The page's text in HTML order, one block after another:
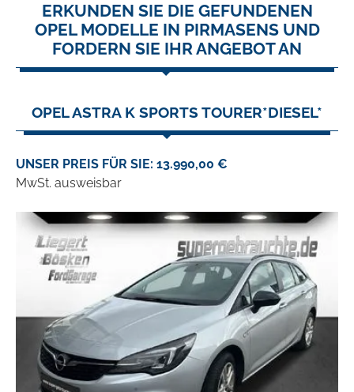
ERKUNDEN SIE DIE GEFUNDENEN
OPEL MODELLE IN PIRMASENS UND
FORDERN SIE IHR ANGEBOT AN
OPEL ASTRA K SPORTS TOURER*DIESEL*
UNSER PREIS FÜR SIE: 13.990,00 €
MwSt. ausweisbar